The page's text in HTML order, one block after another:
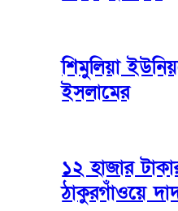
শিমুলিয়া
ইসলামের
১২ হাজার
ঠাকুরগাঁওয়ে